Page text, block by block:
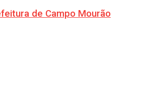
de Campo Mourão